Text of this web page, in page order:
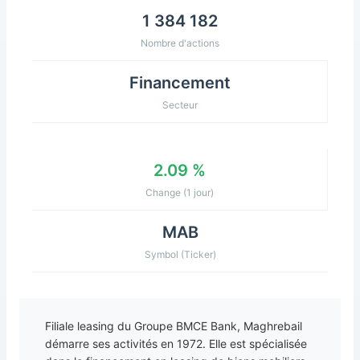
1 384 182
Nombre d'actions
Financement
Secteur
2.09 %
Change (1 jour)
MAB
Symbol (Ticker)
Filiale leasing du Groupe BMCE Bank, Maghrebail
démarre ses activités en 1972. Elle est spécialisée